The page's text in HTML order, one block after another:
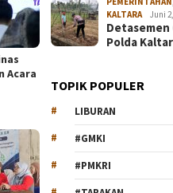
Acara
KALTARA
Juni
Detasemen
Polda
TOPIK POPULER
LIBURAN
#GMKI
#PMKRI